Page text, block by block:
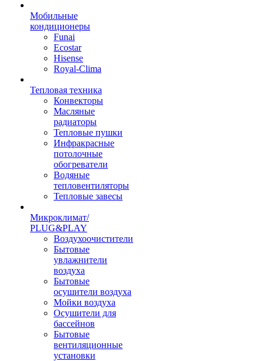
Мобильные
кондиционеры
Funai
Ecostar
Hisense
Royal-Clima
Тепловая техника
Конвекторы
Масляные
радиаторы
Тепловые пушки
Инфракрасные
потолочные
обогреватели
Водяные
тепловентиляторы
Тепловые завесы
Микроклимат/
PLUG&PLAY
Воздухоочистители
Бытовые
увлажнители
воздуха
Бытовые
осушители воздуха
Мойки воздуха
Осушители для
бассейнов
Бытовые
вентиляционные
установки